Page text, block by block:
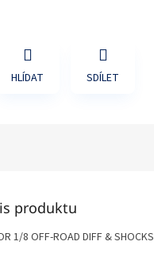
HLÍDAT SDÍLET
produktu
1/8 OFF-ROAD DIFF & SHOCKS